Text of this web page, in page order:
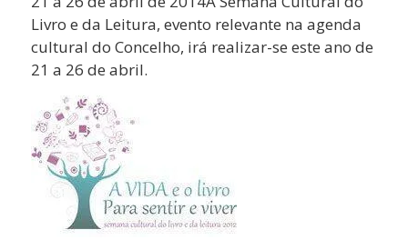
Livro e da Leitura, evento relevante na agenda
cultural do Concelho, irá realizar-se este ano de
21 a 26 de abril.